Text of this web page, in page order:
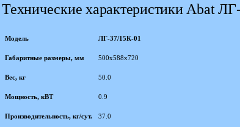
Технические характеристики Abat
Модель
Габаритные размеры, мм
Вес, кг
Мощность, кВТ
Производительность, кг/сут.
ЛГ-37/15К-01
500х588х720
50.0
0.9
37.0